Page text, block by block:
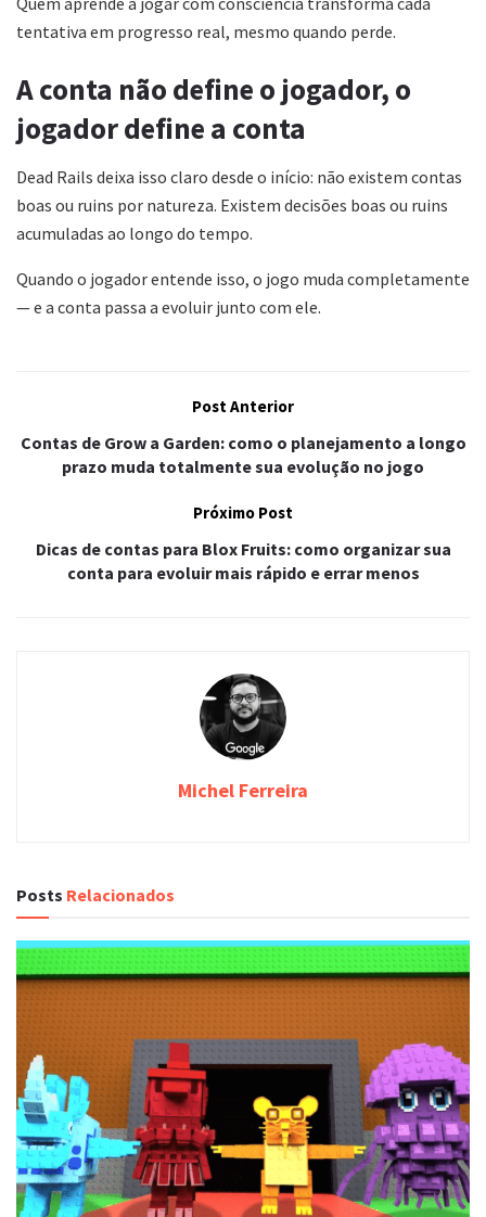
tentativa em progresso real, mesmo quando perde.
A conta não define o jogador, o
jogador define a conta
Dead Rails deixa isso claro desde o início: não existem contas
boas ou ruins por natureza. Existem decisões boas ou ruins
acumuladas ao longo do tempo.
Quando o jogador entende isso, o jogo muda completamente
— e a conta passa a evoluir junto com ele.
Post Anterior
Contas de Grow a Garden: como o planejamento a longo
prazo muda totalmente sua evolução no jogo
Próximo Post
Dicas de contas para Blox Fruits: como organizar sua
conta para evoluir mais rápido e errar menos
Michel Ferreira
Posts Relacionados